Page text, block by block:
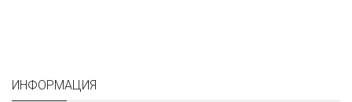
ИНФОРМАЦИЯ